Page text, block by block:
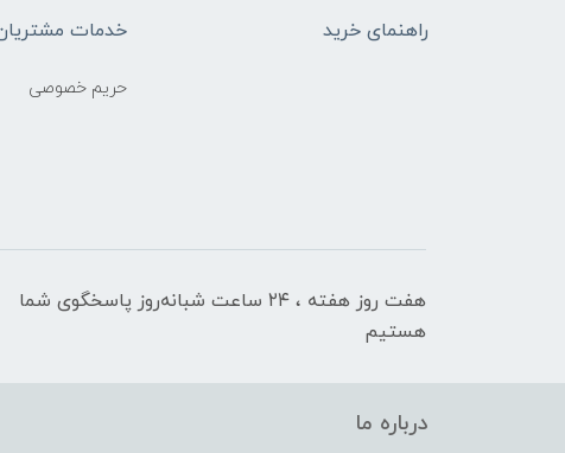
راهنمای خرید خدمات
حریم خصوصی
هفت روز هفته ، ۲۴ ساعت شبانه‌روز پاسخگوی شما
هستیم
درباره ما